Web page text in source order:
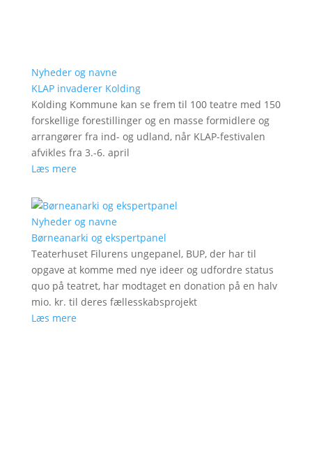
Nyheder og navne
KLAP invaderer Kolding
Kolding Kommune kan se frem til 100 teatre med 150
forskellige forestillinger og en masse formidlere og
arrangører fra ind- og udland, når KLAP-festivalen
afvikles fra 3.-6. april
Læs mere
Nyheder og navne
Børneanarki og ekspertpanel
Teaterhuset Filurens ungepanel, BUP, der har til
opgave at komme med nye ideer og udfordre status
quo på teatret, har modtaget en donation på en halv
mio. kr. til deres fællesskabsprojekt
Læs mere